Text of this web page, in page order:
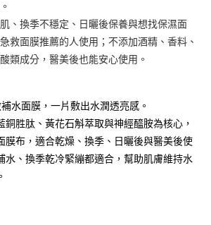
帳流程】
先享後付」後，將跳轉至「AFTEE先享後付」
並確認金額後，即可完成結帳。
將收到繳費通知簡訊。
方式進行付款，方視為交易完成。
當下不需立刻繳費，但若您需要取消訂單，請聯絡
家同意取消之訂單仍視為有效，需透過AFTEE先享
取消欲退款等相關疑問，請聯繫「AFTEE先享後付
support/home
含以上)免運費
含以上)免運費
含以上)免運費
含以上)免運費
、換季不穩定、日曬後保養與想找保濕面
救面膜推薦的人使用；不添加酒精、香料、
類成分，醫美後也能安心使用。
水面膜，一片敷出水潤透亮感。
銅胜肽、黃花石斛萃取與神經醯胺為核心，
膜布，適合乾燥、換季、日曬後與醫美後使
水、換季乾冷緊繃都適合，幫助肌膚維持水